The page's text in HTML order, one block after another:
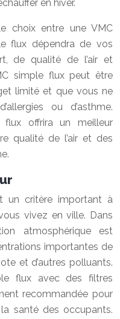
en hiver.
choix entre une VMC
flux dépendra de vos
de qualité de l’air et
simple flux peut être
limité et que vous ne
ou d’asthme.
flux offrira un meilleur
qualité de l’air et des
un critère important à
vivez en ville. Dans
atmosphérique est
importantes de
et d’autres polluants.
flux avec des filtres
recommandée pour
santé des occupants.